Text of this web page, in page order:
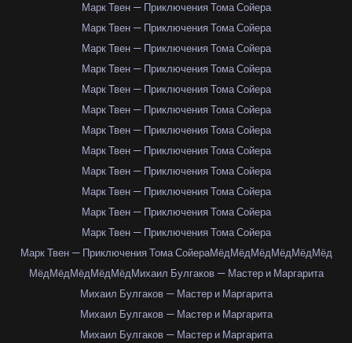
Марк Твен — Приключения Тома Сойера
Марк Твен — Приключения Тома Сойера
Марк Твен — Приключения Тома Сойера
Марк Твен — Приключения Тома Сойера
Марк Твен — Приключения Тома Сойера
Марк Твен — Приключения Тома Сойера
Марк Твен — Приключения Тома Сойера
Марк Твен — Приключения Тома Сойера
Марк Твен — Приключения Тома Сойера
Марк Твен — Приключения Тома Сойера
Марк Твен — Приключения Тома Сойера
Марк Твен — Приключения Тома Сойера
Марк Твен — Приключения Тома СойераМёдМёдМёдМёдМёдМёд
МёдМёдМёдМёдМёдМихаил Булгаков — Мастер и Маргарита
Михаил Булгаков — Мастер и Маргарита
Михаил Булгаков — Мастер и Маргарита
Михаил Булгаков — Мастер и Маргарита